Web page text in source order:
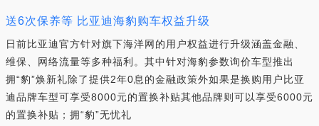
送6次保养等 比亚迪海豹购车权益升级
日前比亚迪官方针对旗下海洋网的用户权益进行升级涵盖金融、
维保、网络流量等多种福利。其中针对海豹参数询价车型推出
拥“豹”焕新礼除了提供2年0息的金融政策外如果是换购用户比亚
迪品牌车型可享受8000元的置换补贴其他品牌则可以享受6000元
的置换补贴；拥“豹”无忧礼